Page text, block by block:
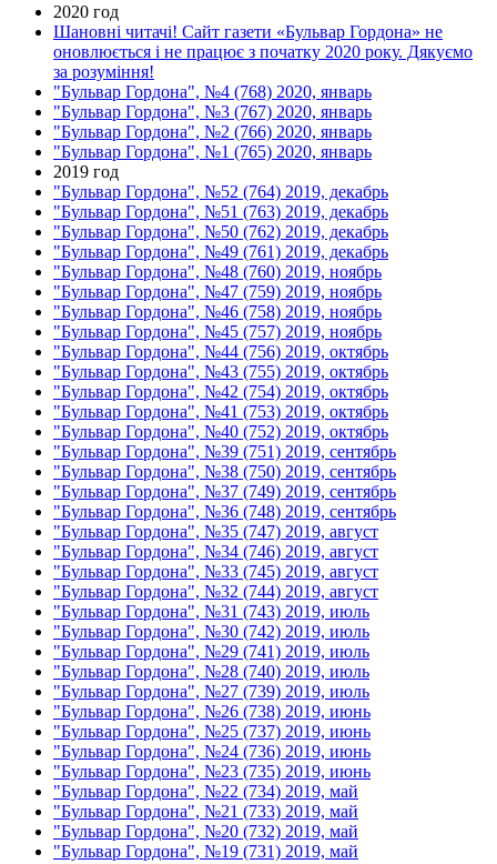
2020 год
Шановні читачі! Сайт газети «Бульвар Гордона» не
оновлюється і не працює з початку 2020 року. Дякуємо
за розуміння!
"Бульвар Гордона", №4 (768) 2020, январь
"Бульвар Гордона", №3 (767) 2020, январь
"Бульвар Гордона", №2 (766) 2020, январь
"Бульвар Гордона", №1 (765) 2020, январь
2019 год
"Бульвар Гордона", №52 (764) 2019, декабрь
"Бульвар Гордона", №51 (763) 2019, декабрь
"Бульвар Гордона", №50 (762) 2019, декабрь
"Бульвар Гордона", №49 (761) 2019, декабрь
"Бульвар Гордона", №48 (760) 2019, ноябрь
"Бульвар Гордона", №47 (759) 2019, ноябрь
"Бульвар Гордона", №46 (758) 2019, ноябрь
"Бульвар Гордона", №45 (757) 2019, ноябрь
"Бульвар Гордона", №44 (756) 2019, октябрь
"Бульвар Гордона", №43 (755) 2019, октябрь
"Бульвар Гордона", №42 (754) 2019, октябрь
"Бульвар Гордона", №41 (753) 2019, октябрь
"Бульвар Гордона", №40 (752) 2019, октябрь
"Бульвар Гордона", №39 (751) 2019, сентябрь
"Бульвар Гордона", №38 (750) 2019, сентябрь
"Бульвар Гордона", №37 (749) 2019, сентябрь
"Бульвар Гордона", №36 (748) 2019, сентябрь
"Бульвар Гордона", №35 (747) 2019, август
"Бульвар Гордона", №34 (746) 2019, август
"Бульвар Гордона", №33 (745) 2019, август
"Бульвар Гордона", №32 (744) 2019, август
"Бульвар Гордона", №31 (743) 2019, июль
"Бульвар Гордона", №30 (742) 2019, июль
"Бульвар Гордона", №29 (741) 2019, июль
"Бульвар Гордона", №28 (740) 2019, июль
"Бульвар Гордона", №27 (739) 2019, июль
"Бульвар Гордона", №26 (738) 2019, июнь
"Бульвар Гордона", №25 (737) 2019, июнь
"Бульвар Гордона", №24 (736) 2019, июнь
"Бульвар Гордона", №23 (735) 2019, июнь
"Бульвар Гордона", №22 (734) 2019, май
"Бульвар Гордона", №21 (733) 2019, май
"Бульвар Гордона", №20 (732) 2019, май
"Бульвар Гордона", №19 (731) 2019, май